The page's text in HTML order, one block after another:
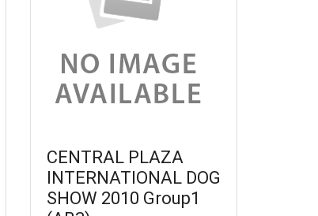
CENTRAL PLAZA
INTERNATIONAL DOG
SHOW 2010 Group1